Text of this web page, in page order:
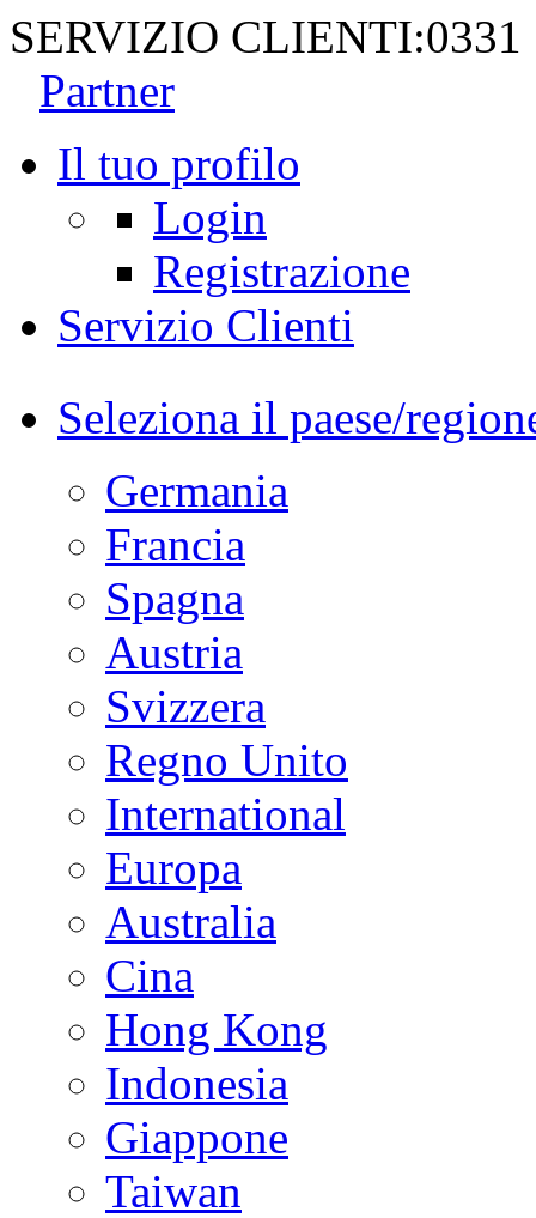
SERVIZIO CLIENTI:0331
Partner
Il tuo profilo
Login
Registrazione
Servizio Clienti
Seleziona il paese/
Germania
Francia
Spagna
Austria
Svizzera
Regno Unito
International
Europa
Australia
Cina
Hong Kong
Indonesia
Giappone
Taiwan